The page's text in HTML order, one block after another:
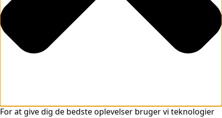
For at give dig de bedste oplevelser bruger vi teknologier